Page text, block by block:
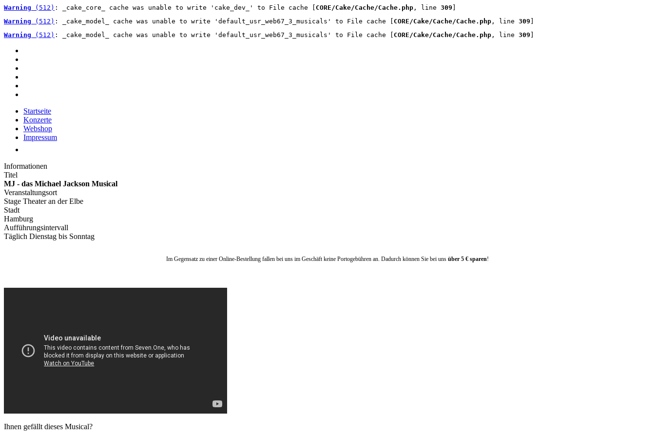
Warning (512) : _cake_core_ cache was unable to write 'cake_dev_' to File cache [ CORE/Cake/Cache/Cache.php , line 309
Warning (512) : _cake_model_ cache was unable to write 'default_usr_web67_3_musicals' to File cache [ CORE/Cake/Cache/Cache.php , line 309
Warning (512) : _cake_model_ cache was unable to write 'default_usr_web67_3_musicals' to File cache [ CORE/Cake/Cache/Cache.php , line 309
Startseite
Konzerte
Webshop
Impressum
Informationen
Titel
MJ - das Michael Jackson Musical
Veranstaltungsort
Stage Theater an der Elbe
Stadt
Hamburg
Aufführungsintervall
Täglich Dienstag bis Sonntag
Im Gegensatz zu einer Online-Bestellung fallen bei uns im Geschäft keine Portogebühren an. Dadurch können Sie bei uns über 5 € sparen!
Ihnen gefällt dieses Musical?